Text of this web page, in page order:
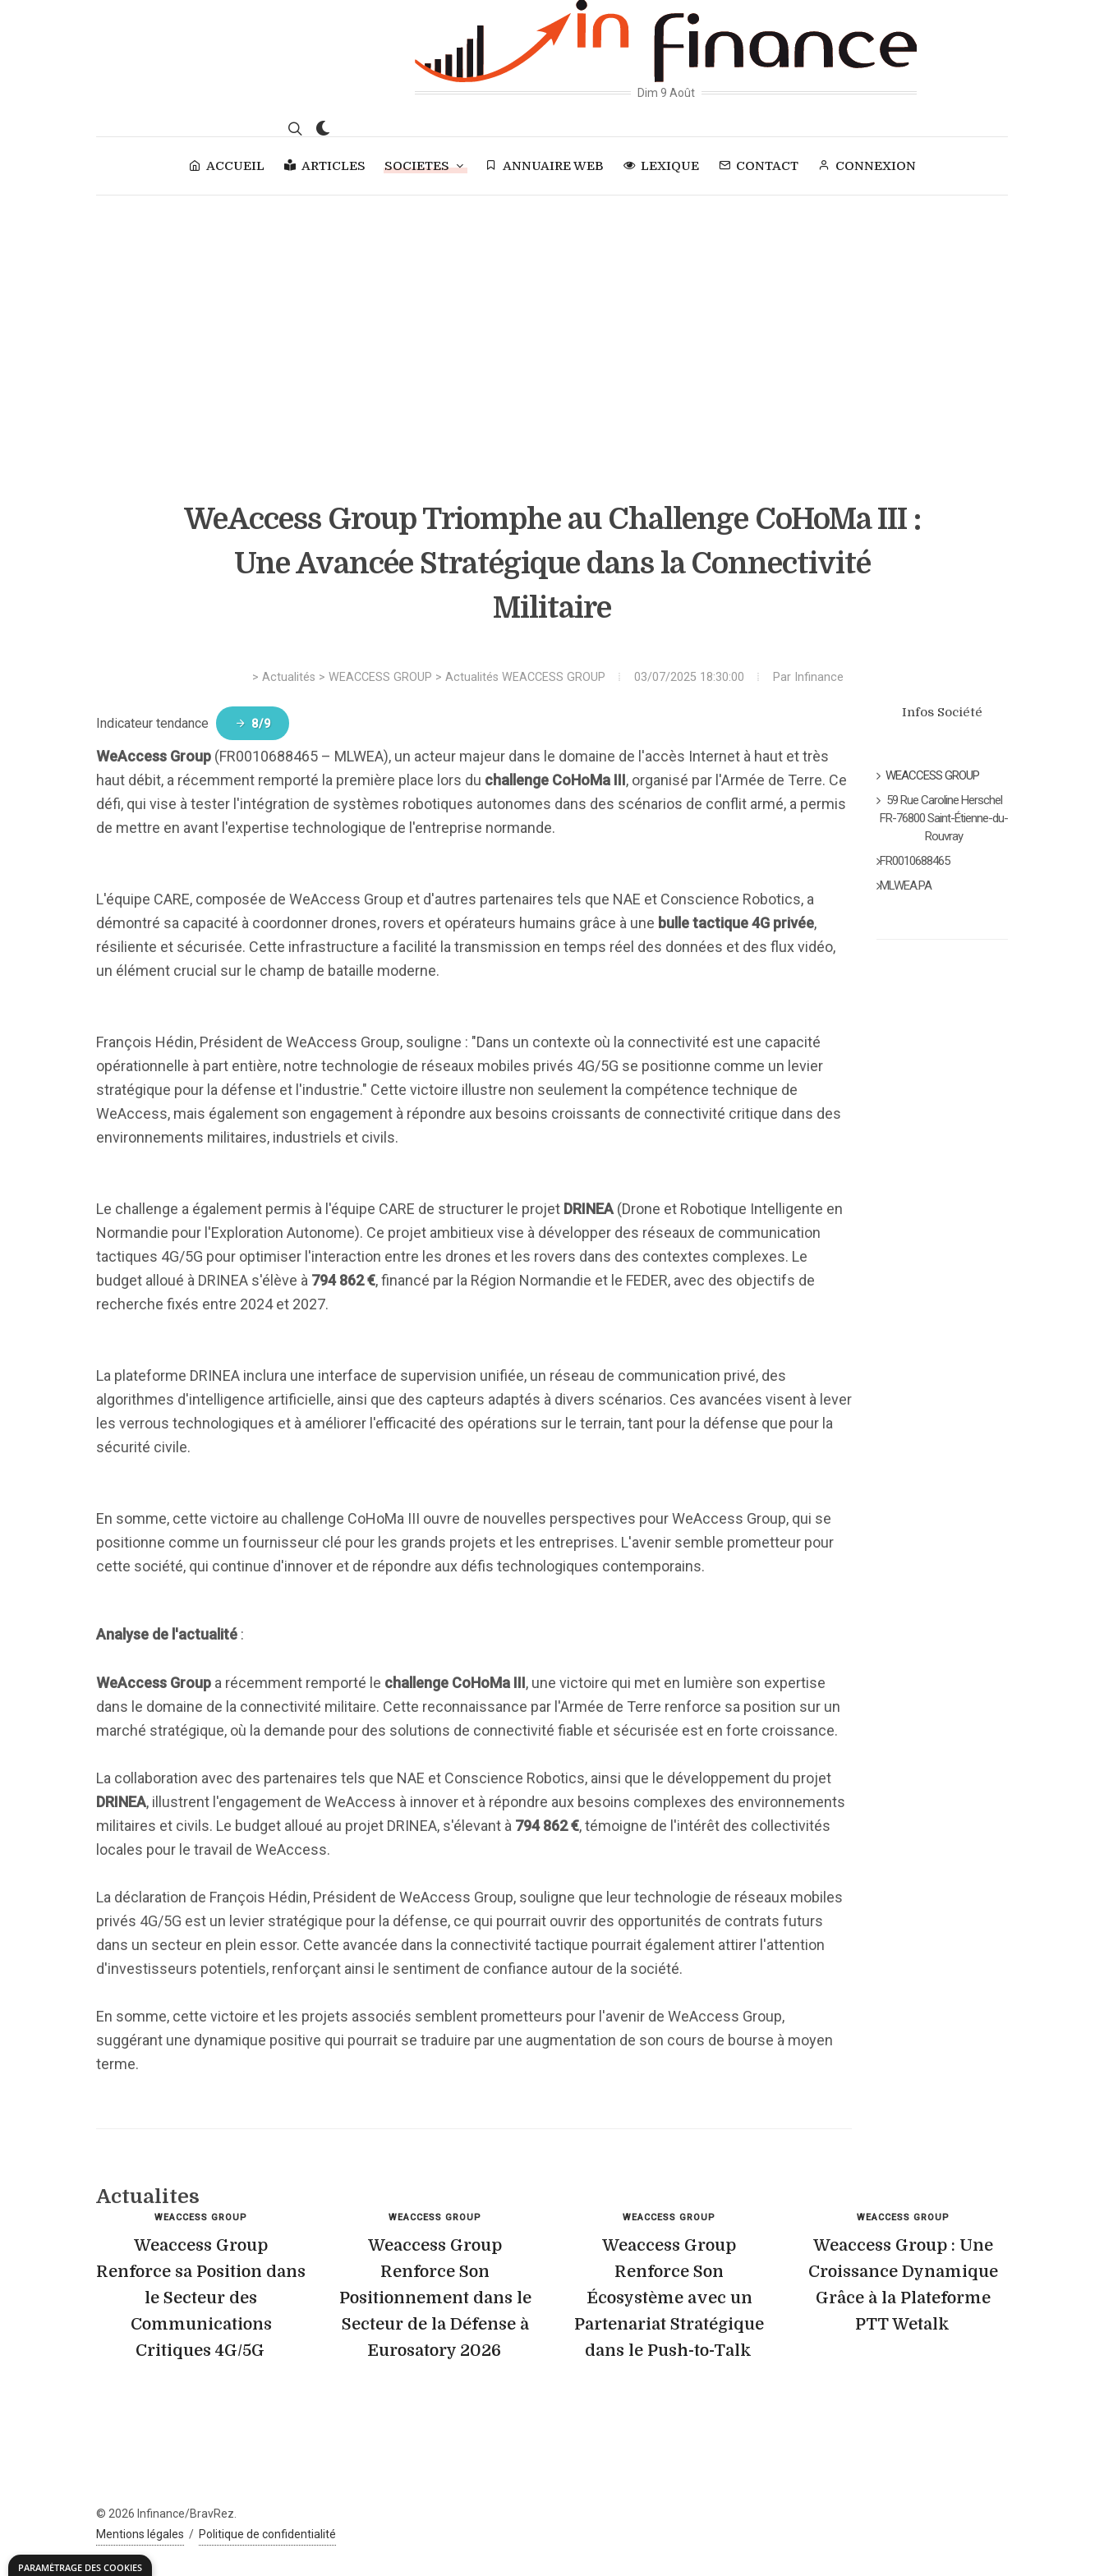
Dim 9 Août
ACCUEIL ARTICLES SOCIETES ANNUAIRE WEB LEXIQUE CONTACT CONNEXION
WeAccess Group Triomphe au Challenge CoHoMa III :
Une Avancée Stratégique dans la Connectivité
Militaire
> Actualités > WEACCESS GROUP > Actualités WEACCESS GROUP 03/07/2025 18:30:00 Par Infinance
Indicateur tendance 8/9
WeAccess Group (FR0010688465 – MLWEA), un acteur majeur dans le domaine de l'accès Internet à haut et très
haut débit, a récemment remporté la première place lors du challenge CoHoMa III, organisé par l'Armée de Terre. Ce
défi, qui vise à tester l'intégration de systèmes robotiques autonomes dans des scénarios de conflit armé, a permis
de mettre en avant l'expertise technologique de l'entreprise normande.
L'équipe CARE, composée de WeAccess Group et d'autres partenaires tels que NAE et Conscience Robotics, a
démontré sa capacité à coordonner drones, rovers et opérateurs humains grâce à une bulle tactique 4G privée,
résiliente et sécurisée. Cette infrastructure a facilité la transmission en temps réel des données et des flux vidéo,
un élément crucial sur le champ de bataille moderne.
François Hédin, Président de WeAccess Group, souligne : "Dans un contexte où la connectivité est une capacité
opérationnelle à part entière, notre technologie de réseaux mobiles privés 4G/5G se positionne comme un levier
stratégique pour la défense et l'industrie." Cette victoire illustre non seulement la compétence technique de
WeAccess, mais également son engagement à répondre aux besoins croissants de connectivité critique dans des
environnements militaires, industriels et civils.
Le challenge a également permis à l'équipe CARE de structurer le projet DRINEA (Drone et Robotique Intelligente en
Normandie pour l'Exploration Autonome). Ce projet ambitieux vise à développer des réseaux de communication
tactiques 4G/5G pour optimiser l'interaction entre les drones et les rovers dans des contextes complexes. Le
budget alloué à DRINEA s'élève à 794 862 €, financé par la Région Normandie et le FEDER, avec des objectifs de
recherche fixés entre 2024 et 2027.
La plateforme DRINEA inclura une interface de supervision unifiée, un réseau de communication privé, des
algorithmes d'intelligence artificielle, ainsi que des capteurs adaptés à divers scénarios. Ces avancées visent à lever
les verrous technologiques et à améliorer l'efficacité des opérations sur le terrain, tant pour la défense que pour la
sécurité civile.
En somme, cette victoire au challenge CoHoMa III ouvre de nouvelles perspectives pour WeAccess Group, qui se
positionne comme un fournisseur clé pour les grands projets et les entreprises. L'avenir semble prometteur pour
cette société, qui continue d'innover et de répondre aux défis technologiques contemporains.
Analyse de l'actualité :
WeAccess Group a récemment remporté le challenge CoHoMa III, une victoire qui met en lumière son expertise
dans le domaine de la connectivité militaire. Cette reconnaissance par l'Armée de Terre renforce sa position sur un
marché stratégique, où la demande pour des solutions de connectivité fiable et sécurisée est en forte croissance.
La collaboration avec des partenaires tels que NAE et Conscience Robotics, ainsi que le développement du projet
DRINEA, illustrent l'engagement de WeAccess à innover et à répondre aux besoins complexes des environnements
militaires et civils. Le budget alloué au projet DRINEA, s'élevant à 794 862 €, témoigne de l'intérêt des collectivités
locales pour le travail de WeAccess.
La déclaration de François Hédin, Président de WeAccess Group, souligne que leur technologie de réseaux mobiles
privés 4G/5G est un levier stratégique pour la défense, ce qui pourrait ouvrir des opportunités de contrats futurs
dans un secteur en plein essor. Cette avancée dans la connectivité tactique pourrait également attirer l'attention
d'investisseurs potentiels, renforçant ainsi le sentiment de confiance autour de la société.
En somme, cette victoire et les projets associés semblent prometteurs pour l'avenir de WeAccess Group,
suggérant une dynamique positive qui pourrait se traduire par une augmentation de son cours de bourse à moyen
terme.
Infos Société
WEACCESS GROUP
59 Rue Caroline Herschel
FR-76800 Saint-Étienne-du-
Rouvray
FR0010688465
MLWEA.PA
Actualites
WEACCESS GROUP
Weaccess Group
Renforce sa Position dans
le Secteur des
Communications
Critiques 4G/5G
WEACCESS GROUP
Weaccess Group
Renforce Son
Positionnement dans le
Secteur de la Défense à
Eurosatory 2026
WEACCESS GROUP
Weaccess Group
Renforce Son
Écosystème avec un
Partenariat Stratégique
dans le Push-to-Talk
WEACCESS GROUP
Weaccess Group : Une
Croissance Dynamique
Grâce à la Plateforme
PTT Wetalk
© 2026 Infinance/BravRez.
Mentions légales / Politique de confidentialité
PARAMÉTRAGE DES COOKIES